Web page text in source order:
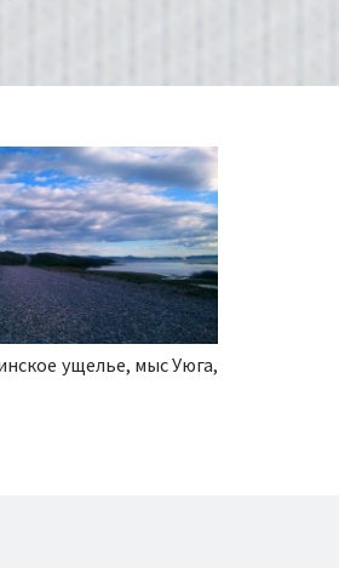
ущелье, мыс Уюга,